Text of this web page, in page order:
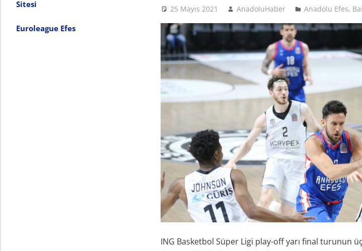
25 Mayıs 2021 AnadoluHaber Anadolu Efes,
ING Basketbol Süper Ligi play-off yarı final turunun
Sitesi
Euroleague Efes